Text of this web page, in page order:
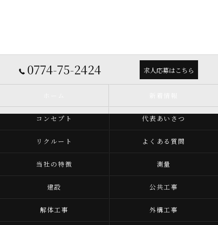
0774-75-2424 求人応募はこちら
コンセプト 代表あいさつ
リクルート よくある質問
当社の特徴 測量
建設 公共工事
解体工事 外構工事